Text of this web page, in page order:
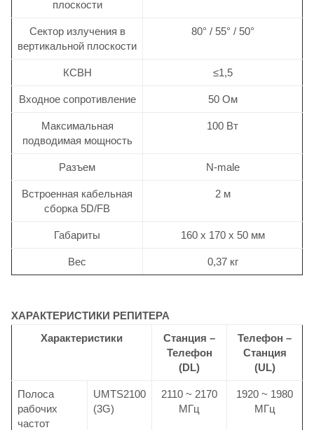
плоскости
Сектор излучения в
вертикальной плоскости
80° / 55° / 50°
КСВН ≤1,5
Входное сопротивление 50 Ом
Максимальная
подводимая мощность
100 Вт
Разъем N-male
Встроенная кабельная
сборка 5D/FB
2 м
Габариты 160 х 170 х 50 мм
Вес 0,37 кг
ХАРАКТЕРИСТИКИ РЕПИТЕРА
Характеристики
Станция –
Телефон
(DL)
Телефон –
Станция
(UL)
Полоса
рабочих
частот
UMTS2100
(3G)
2110 ~ 2170
МГц
1920 ~ 1980
МГц